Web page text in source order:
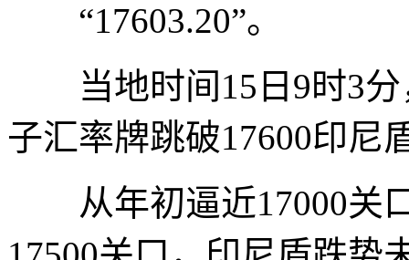
“17603.20”。
当地时间15日9时3分
子汇率牌跳破17600印尼
从年初逼近17000关口